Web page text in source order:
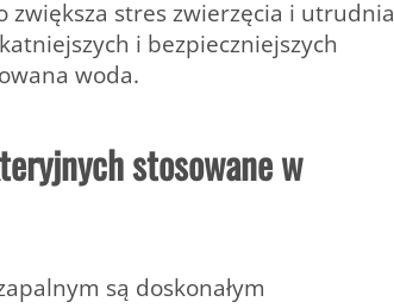
zwiększa stres zwierzęcia i utrudnia
i bezpieczniejszych
woda.
stosowane w
są doskonałym